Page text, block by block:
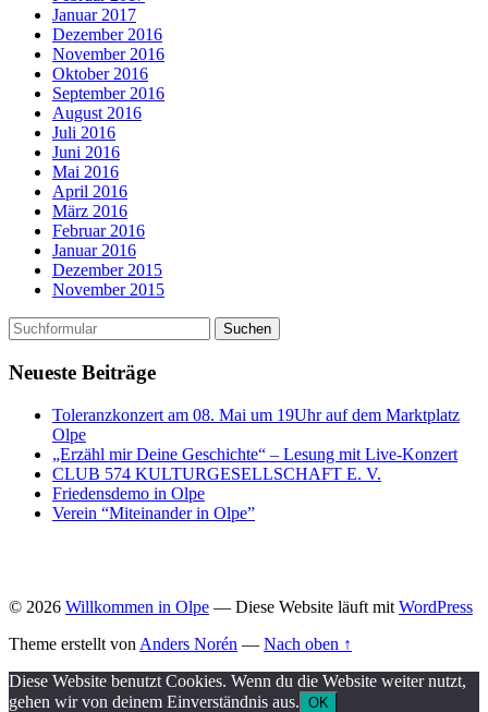
Januar 2017
Dezember 2016
November 2016
Oktober 2016
September 2016
August 2016
Juli 2016
Juni 2016
Mai 2016
April 2016
März 2016
Februar 2016
Januar 2016
Dezember 2015
November 2015
Neueste Beiträge
Toleranzkonzert am 08. Mai um 19Uhr auf dem Marktplatz
Olpe
„Erzähl mir Deine Geschichte“ – Lesung mit Live-Konzert
CLUB 574 KULTURGESELLSCHAFT E. V.
Friedensdemo in Olpe
Verein “Miteinander in Olpe”
© 2026 Willkommen in Olpe — Diese Website läuft mit WordPress
Theme erstellt von Anders Norén — Nach oben ↑
Diese Website benutzt Cookies. Wenn du die Website weiter nutzt,
gehen wir von deinem Einverständnis aus. OK